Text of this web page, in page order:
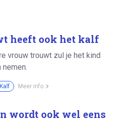
heeft ook het kalf
vrouw trouwt zul je het kind
Kalf Meer info
wordt ook wel eens